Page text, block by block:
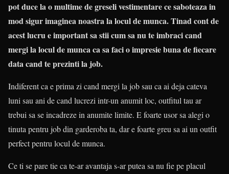
pot duce la o multime de greseli vestimentare ce saboteaza in
mod sigur imaginea noastra la locul de munca. Tinad cont de
acest lucru e important sa stii cum sa nu te imbraci cand
mergi la locul de munca ca sa faci o impresie buna de fiecare
data cand te prezinti la job.
Indiferent ca e prima zi cand mergi la job sau ca ai deja cateva
luni sau ani de cand lucrezi intr-un anumit loc, outfitul tau ar
trebui sa se incadreze in anumite limite. E foarte usor sa alegi o
tinuta pentru job din garderoba ta, dar e foarte greu sa ai un outfit
perfect pentru locul de munca.
Ce ti se pare tie ca te-ar avantaja s-ar putea sa nu fie pe placul